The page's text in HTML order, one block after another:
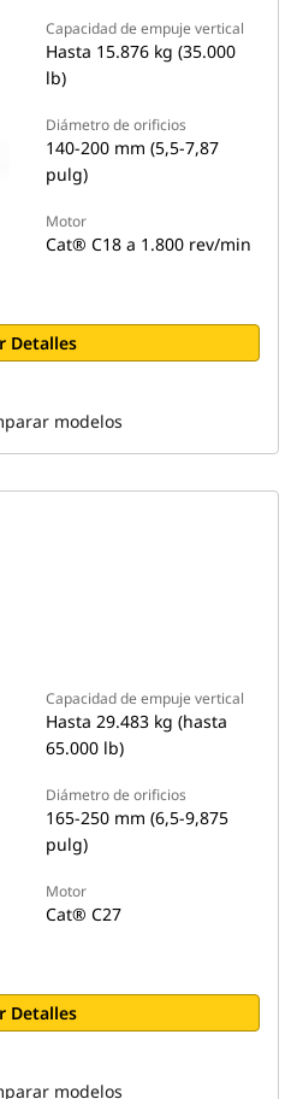
Capacidad de empuje vertical
Hasta 15.876 kg (35.000
lb)
Diámetro de orificios
140-200 mm (5,5-7,87
pulg)
Motor
Cat® C18 a 1.800 rev/min
Detalles
modelos
Capacidad de empuje vertical
Hasta 29.483 kg (hasta
65.000 lb)
Diámetro de orificios
165-250 mm (6,5-9,875
pulg)
Motor
Cat® C27
Detalles
modelos